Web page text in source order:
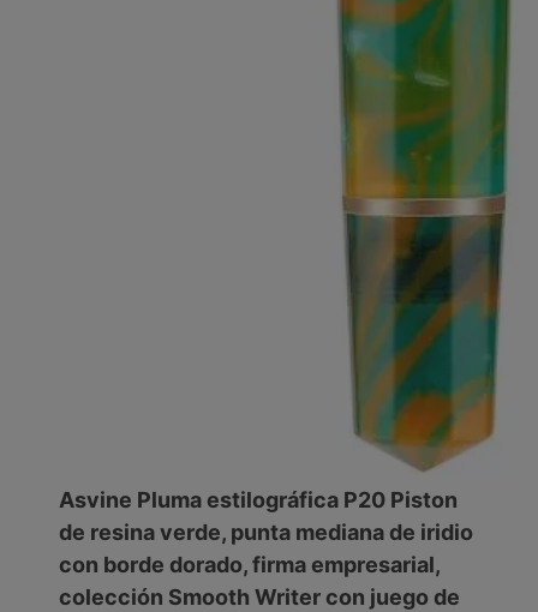
Asvine Pluma estilográfica P20 Piston
de resina verde, punta mediana de iridio
con borde dorado, firma empresarial,
colección Smooth Writer con juego de